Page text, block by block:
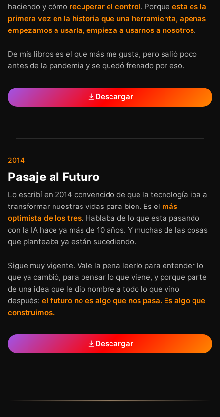
haciendo y cómo recuperar el control. Porque esta es la
primera vez en la historia que una herramienta, apenas
empezamos a usarla, empieza a usarnos a nosotros.
De mis libros es el que más me gusta, pero salió poco
antes de la pandemia y se quedó frenado por eso.
Descargar
2014
Pasaje al Futuro
Lo escribí en 2014 convencido de que la tecnología iba a
transformar nuestras vidas para bien. Es el más
optimista de los tres. Hablaba de lo que está pasando
con la IA hace ya más de 10 años. Y muchas de las cosas
que planteaba ya están sucediendo.
Sigue muy vigente. Vale la pena leerlo para entender lo
que ya cambió, para pensar lo que viene, y porque parte
de una idea que le dio nombre a todo lo que vino
después: el futuro no es algo que nos pasa. Es algo que
construimos.
Descargar